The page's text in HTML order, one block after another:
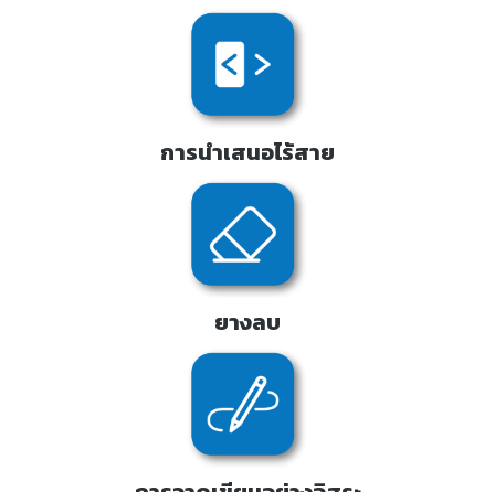
การนำเสนอไร้สาย
ยางลบ